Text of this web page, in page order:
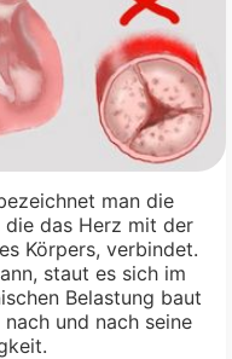
man die
das Herz mit der
Körpers, verbindet.
staut es sich im
Belastung baut
und nach seine